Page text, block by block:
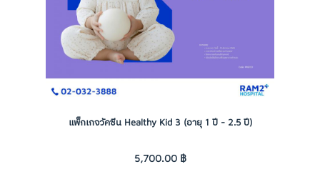
แพ็กเกจวัคซีน Healthy Kid 3 (อายุ 1 ปี - 2.5 ปี)
5,700.00 ฿